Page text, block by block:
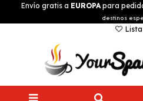
Envío gratis a EUROPApara
destinos